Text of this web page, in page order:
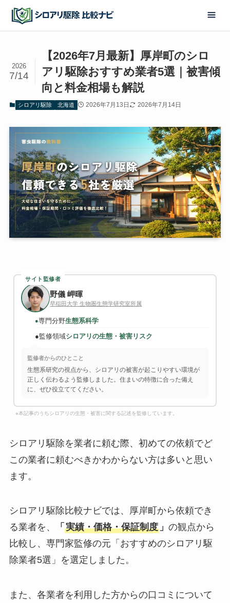
【2026年7月最新】厚岸町のシロ
アリ駆除おすすめ業者5選｜被害傾
向と料金相場も解説
2026
7/14
シロアリ駆除 北海道 2026年7月13日 2026年7月14日
サイト監修者
野儀 岬暉
早稲田大学 生物圏生態学研究室所属
●専門分野生態系科学
●監修領域シロアリの生態・被害リスク
監修者からのひとこと
生態系研究の視点から、シロアリの被害が起こりやすい環境が
正しく伝わるよう監修しました。住まいの特徴に合った備え
に、ぜひ役立ててください。
※本記事のうちシロアリの生態・被害に関する記述を監修しています。
シロアリ駆除を業者に頼む際、初めての依頼でど
この業者に頼むべきかわからない方は多いと思い
ます。
シロアリ駆除比較ナビでは、厚岸町から依頼でき
る業者を、
「 実績・価格・保証制度」 の観点から
比較し、専門家監修の元「おすすめのシロアリ駆
除業者5選」を選定しました。
また、各業者を利用した方からの口コミについて